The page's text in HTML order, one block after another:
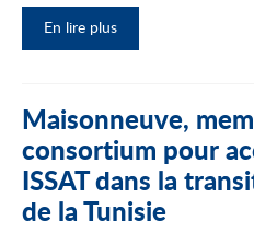
En lire plus
Maisonneuve,
consortium pour
ISSAT dans la
de la Tunisie